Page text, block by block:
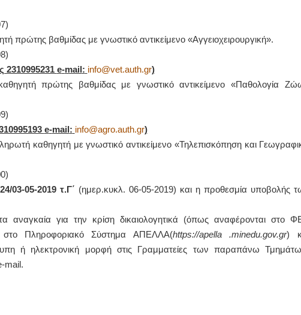
πρώτης βαθμίδας με γνωστικό αντικείμενο «Αγγειοχειρουργική».
e-mail: info@vet.auth.gr)
πρώτης βαθμίδας με γνωστικό αντικείμενο «Παθολογία
e-mail: info@agro.auth.gr)
καθηγητή με γνωστικό αντικείμενο «Τηλεπισκόπηση και
03-05-2019 τ.Γ΄ (ημερ.κυκλ. 06-05-2019) και η προθεσμία υποβολής
αναγκαία για την κρίση δικαιολογητικά (όπως αναφέρονται στο
στο Πληροφοριακό Σύστημα ΑΠΕΛΛΑ(https://apella.minedu.gov.gr)
ή ηλεκτρονική μορφή στις Γραμματείες των παραπάνω
mail.
ΟΦΘΑΛΜΙΑΤΡΟΣ
Διδάκτωρ Ιατρικής Σχολής
τηλ:210-9320215
Καβέτσου 10, Μυτιλήνη, τηλ:
2251038065